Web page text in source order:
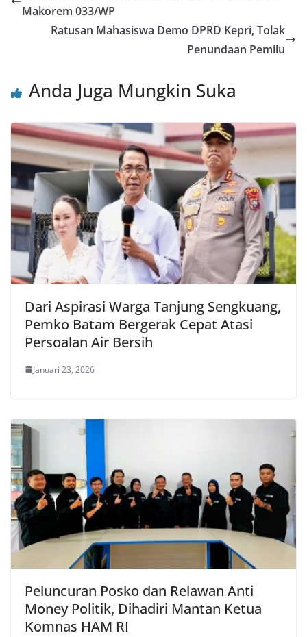
Makorem 033/WP
Ratusan Mahasiswa Demo DPRD Kepri, Tolak
Penundaan Pemilu
Anda Juga Mungkin Suka
Dari Aspirasi Warga Tanjung Sengkuang,
Pemko Batam Bergerak Cepat Atasi
Persoalan Air Bersih
Januari 23, 2026
Peluncuran Posko dan Relawan Anti
Money Politik, Dihadiri Mantan Ketua
Komnas HAM RI